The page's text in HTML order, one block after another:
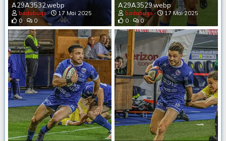
A29A3532.webp
badabugs
17 Mai 2025
0
0
A29A3529.webp
badabugs
17 Mai 2025
0
0